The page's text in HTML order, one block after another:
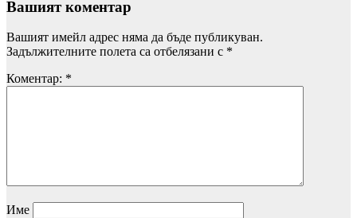
Вашият коментар
Вашият имейл адрес няма да бъде публикуван.
Задължителните полета са отбелязани с *
Коментар: *
Име